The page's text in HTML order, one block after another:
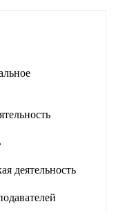
деятельность